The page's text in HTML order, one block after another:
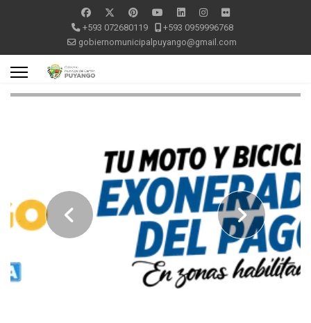
+593 072680119
+593 0959996768
gobiernomunicipalpuyango@gmail.com